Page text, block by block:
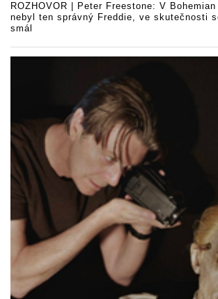
ROZHOVOR | Peter Freestone: V
nebyl ten správný Freddie, ve skutečnosti
smál